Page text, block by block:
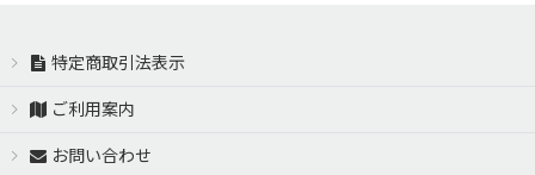
特定商取引法表示
ご利用案内
お問い合わせ